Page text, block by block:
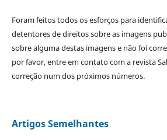
Foram feitos todos os esforços para
detentores de direitos sobre as imagens
sobre alguma destas imagens e não foi
por favor, entre em contato com a revista
correção num dos próximos números.
Artigos Semelhantes